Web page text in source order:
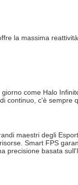
la massima
come Halo
continuo, c'è sempre
maestri degli
Smart FPS
precisione basata